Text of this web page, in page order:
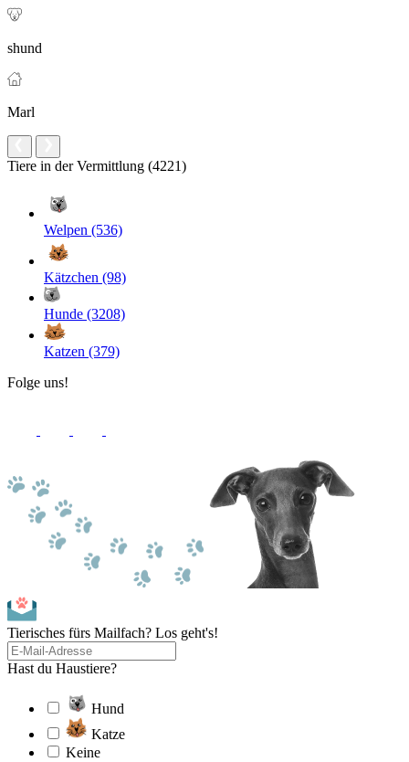
shund
Marl
Tiere in der Vermittlung (4221)
Welpen (536)
Kätzchen (98)
Hunde (3208)
Katzen (379)
Folge uns!
Tierisches fürs Mailfach? Los geht's!
Hast du Haustiere?
Hund
Katze
Keine